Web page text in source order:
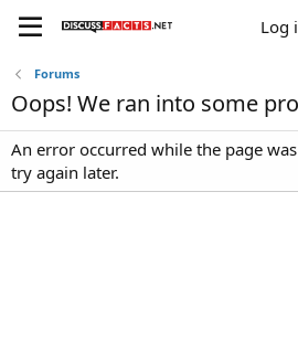
Log
Forums
Oops! We ran into some
An error occurred while the page
try again later.